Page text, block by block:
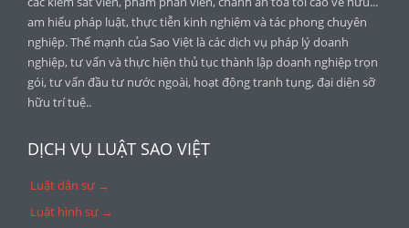
am hiểu pháp luật, thực tiễn kinh nghiệm và tác phong chuyên
nghiệp. Thế mạnh của Sao Việt là các dịch vụ pháp lý doanh
nghiệp, tư vấn và thực hiện thủ tục thành lập doanh nghiệp trọn
gói, tư vấn đầu tư nước ngoài, hoạt động tranh tụng, đại diện sỡ
hữu trí tuệ..
DỊCH VỤ LUẬT SAO VIỆT
Luật dân sự →
Luật hình sự →